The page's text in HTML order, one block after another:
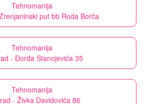
Tehnomanija
put bb Roda Borča
Tehnomanija
- Đorđa Stanojevića 35
Tehnomanija
- Živka Davidovića 86